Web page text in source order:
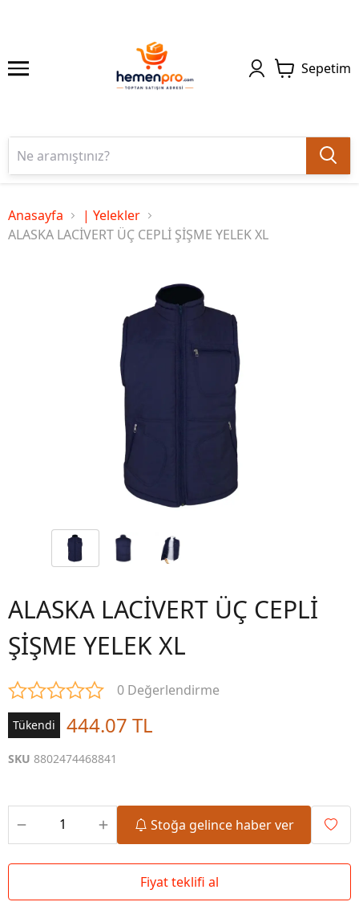
Sepetim
Anasayfa
| Yelekler
ALASKA LACİVERT ÜÇ CEPLİ ŞİŞME YELEK XL
ALASKA LACİVERT ÜÇ CEPLİ
ŞİŞME YELEK XL
0 Değerlendirme
Tükendi 444.07 TL
SKU 8802474468841
Stoğa gelince haber ver
Fiyat teklifi al